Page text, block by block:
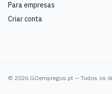
Para empresas
Criar conta
© 2026 GOempregos.pt — Todos os